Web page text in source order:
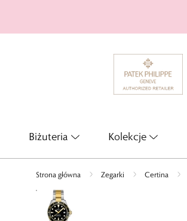
Biżuteria Kolekcje
Strona główna Zegarki Certina